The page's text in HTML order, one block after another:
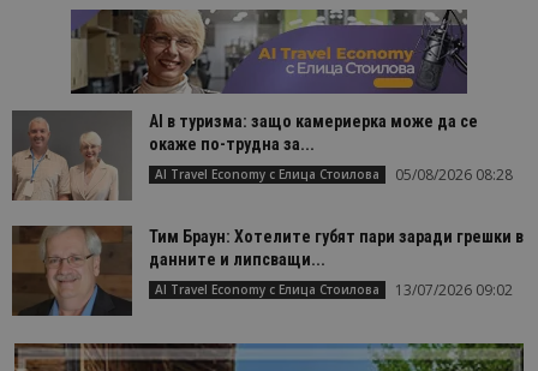
AI в туризма: защо камериерка може да се
окаже по-трудна за...
AI Travel Economy с Елица Стоилова 05/08/2026 08:28
Тим Браун: Хотелите губят пари заради грешки в
данните и липсващи...
AI Travel Economy с Елица Стоилова 13/07/2026 09:02